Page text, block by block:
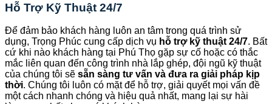
Hỗ Trợ Kỹ Thuật 24/7
Để đảm bảo khách hàng luôn an tâm trong quá trình sử
dụng, Trọng Phúc cung cấp dịch vụ hỗ trợ kỹ thuật 24/7. Bất
cứ khi nào khách hàng tại Phú Thọ gặp sự cố hoặc có thắc
mắc liên quan đến công trình nhà lắp ghép, đội ngũ kỹ thuật
của chúng tôi sẽ sẵn sàng tư vấn và đưa ra giải pháp kịp
thời. Chúng tôi luôn có mặt để hỗ trợ, giải quyết mọi vấn đề
một cách nhanh chóng và hiệu quả nhất, mang lại sự hài